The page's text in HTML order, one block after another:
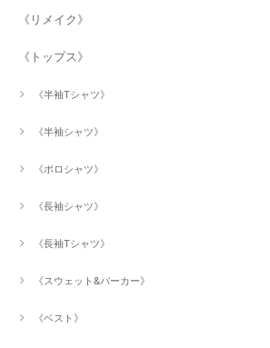
《リメイク》
《トップス》
《半袖Tシャツ》
《半袖シャツ》
《ポロシャツ》
《長袖シャツ》
《長袖Tシャツ》
《スウェット&パーカー》
《ベスト》